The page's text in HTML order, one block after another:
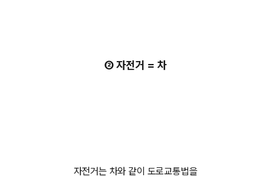
② 자전거 = 차
자전거는 차와 같이 도로교통법을